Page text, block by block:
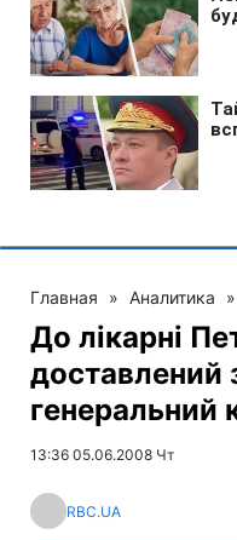
Главная » Аналитика »
До лікарні
доставлений
генеральний
13:36 05.06.2008 Чт
RBC.UA